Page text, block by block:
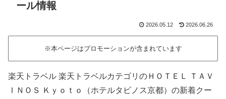
ール情報
2026.05.12 2026.06.26
※本ページはプロモーションが含まれています
楽天トラベル 楽天トラベルカテゴリのＨＯＴＥＬ ＴＡＶ
ＩＮＯＳ Ｋｙｏｔｏ（ホテルタビノス京都）の新着クー